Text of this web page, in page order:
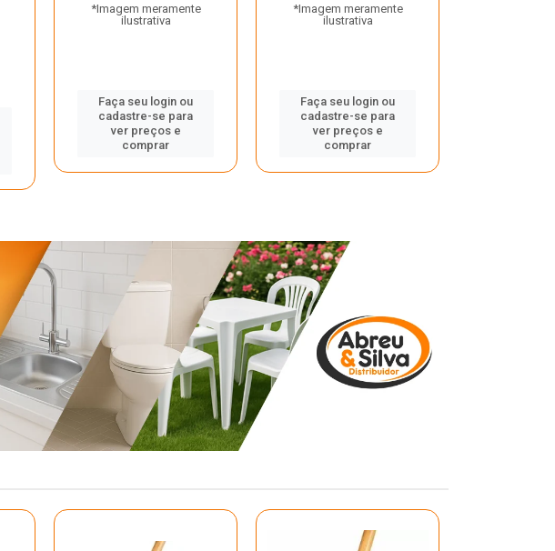
*Imagem meramente
ilustrativa
Faça seu login ou
cadastre-se para
ver preços e
comprar
*Imagem meramente
ilustrativa
Faça seu login ou
cadastre-se para
ver preços e
comprar